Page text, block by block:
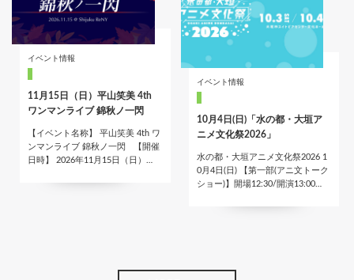
イベント情報
11月15日（日）平山笑美 4th
ワンマンライブ 錦秋ノ一閃
【イベント名称】 平山笑美 4th ワ
ンマンライブ 錦秋ノ一閃 【開催
日時】 2026年11月15日（日）…
イベント情報
10月4日(日)「水の都・大垣ア
ニメ文化祭2026」
水の都・大垣アニメ文化祭2026 1
0月4日(日) 【第一部(アニ文トーク
ショー)】開場12:30/開演13:00…